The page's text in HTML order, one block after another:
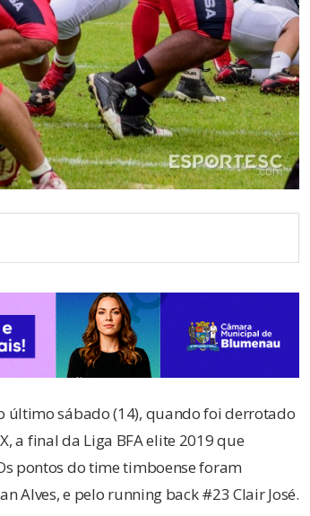
último sábado (14), quando foi derrotado
a final da Liga BFA elite 2019 que
pontos do time timboense foram
Alves, e pelo running back #23 Clair José.